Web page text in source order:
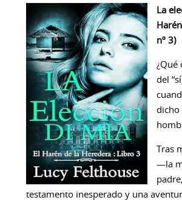
La
nº 3)
¿Qué
del
dicho
Tras
—la
testamento inesperado y una